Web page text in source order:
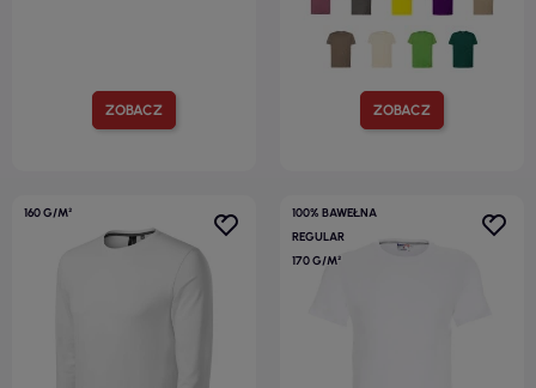
ZOBACZ ZOBACZ
160 G/M²
100% BAWEŁNA
REGULAR
170 G/M²